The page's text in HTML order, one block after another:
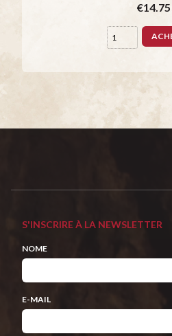
€14.75
S'INSCRIRE À LA NEWSLETTER
NOME
E-MAIL